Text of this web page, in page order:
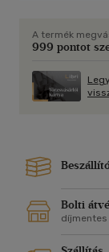
A termék
999 pontot
Bolti
díjmentes